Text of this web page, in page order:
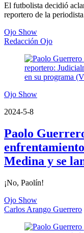
El futbolista decidió
reportero de la
Ojo Show
Redacción Ojo
Ojo Show
2024-5-8
Paolo
Medina y se
¡No, Paolín!
Ojo Show
Carlos Arango Guerrero